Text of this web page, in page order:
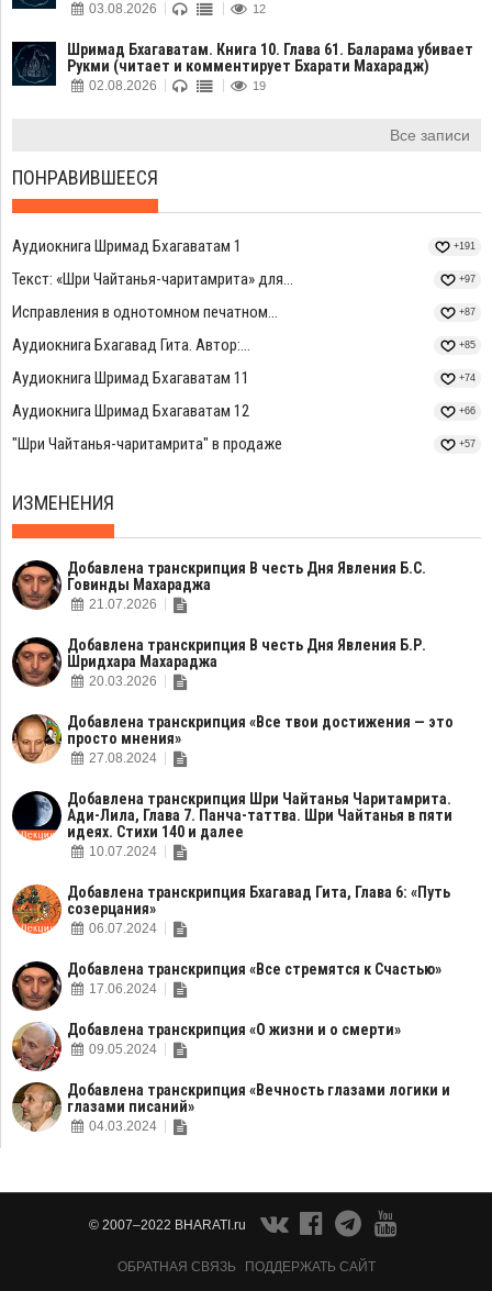
03.08.2026 12
Шримад Бхагаватам. Книга 10. Глава 61. Баларама убивает
Рукми (читает и комментирует Бхарати Махарадж)
02.08.2026 19
Все записи
ПОНРАВИВШЕЕСЯ
Аудиокнига Шримад Бхагаватам 1 +191
Текст: «Шри Чайтанья-чаритамрита» для... +97
Исправления в однотомном печатном... +87
Аудиокнига Бхагавад Гита. Автор:... +85
Аудиокнига Шримад Бхагаватам 11 +74
Аудиокнига Шримад Бхагаватам 12 +66
"Шри Чайтанья-чаритамрита" в продаже +57
ИЗМЕНЕНИЯ
Добавлена транскрипция В честь Дня Явления Б.С.
Говинды Махараджа
21.07.2026
Добавлена транскрипция В честь Дня Явления Б.Р.
Шридхара Махараджа
20.03.2026
Добавлена транскрипция «Все твои достижения — это
просто мнения»
27.08.2024
Добавлена транскрипция Шри Чайтанья Чаритамрита.
Ади-Лила, Глава 7. Панча-таттва. Шри Чайтанья в пяти
идеях. Стихи 140 и далее
10.07.2024
Добавлена транскрипция Бхагавад Гита, Глава 6: «Путь
созерцания»
06.07.2024
Добавлена транскрипция «Все стремятся к Счастью»
17.06.2024
Добавлена транскрипция «О жизни и о смерти»
09.05.2024
Добавлена транскрипция «Вечность глазами логики и
глазами писаний»
04.03.2024
© 2007–2022 BHARATI.ru
ОБРАТНАЯ СВЯЗЬ ПОДДЕРЖАТЬ САЙТ